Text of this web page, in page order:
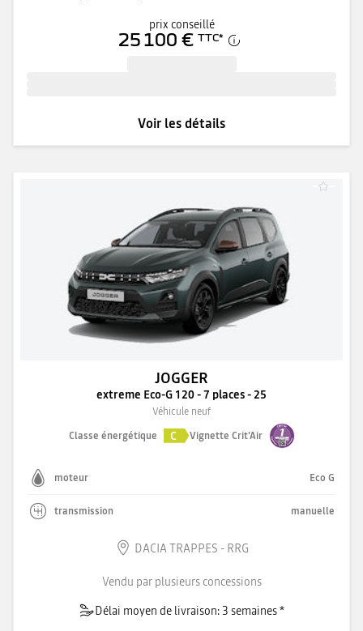
prix conseillé
25 100 € TTC*
Voir les détails
JOGGER
extreme Eco-G 120 - 7 places - 25
Véhicule neuf
Classe énergétique
C Vignette Crit'Air
moteur Eco G
transmission manuelle
DACIA TRAPPES - RRG
Vendu par plusieurs concessions
Délai moyen de livraison: 3 semaines *